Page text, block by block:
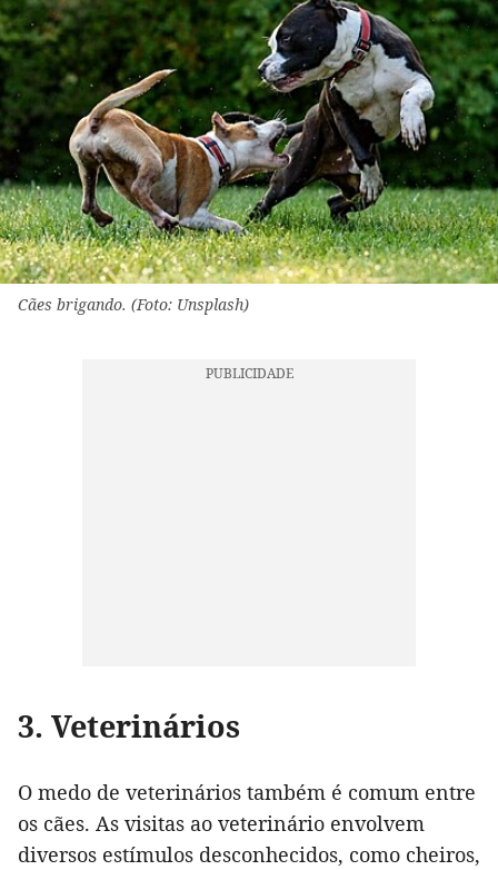
Cães brigando. (Foto: Unsplash)
3. Veterinários
O medo de veterinários também é comum entre
os cães. As visitas ao veterinário envolvem
diversos estímulos desconhecidos, como cheiros,